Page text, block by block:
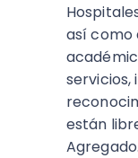
así como
servicios,
están
Agregado.